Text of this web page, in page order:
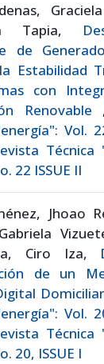
Tapia,
de
Estabilidad
con
Renovable
Vol.
Técnica
22 ISSUE II
Jhoao
Ciro Iza,
de un
Domiciliar
Vol.
Técnica
20, ISSUE I